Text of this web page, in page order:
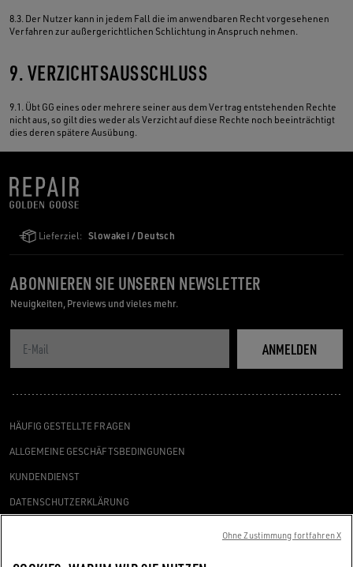
8.3. Der Nutzer kann in jedem Fall die im anwendbaren Recht vorgesehenen
Verfahren zur außergerichtlichen Schlichtung in Anspruch nehmen.
9. VERZICHTSAUSSCHLUSS
9.1. Übt GG eines oder mehrere seiner aus dem Vertrag entstehenden Rechte
nicht aus, so gilt dies weder als Verzicht auf diese Rechte noch beeinträchtigt
dies deren spätere Ausübung.
Lieferziel: Slowakei / Deutsch
HÄUFIG GESTELLTE FRAGEN
ALLGEMEINE GESCHÄFTSBEDINGUNGEN
KUNDENDIENST
DATENSCHUTZERKLÄRUNG
ABONNIEREN SIE UNSEREN NEWSLETTER
Neuigkeiten, Previews und vieles mehr.
ANMELDEN
Ohne Zustimmung fortfahren X